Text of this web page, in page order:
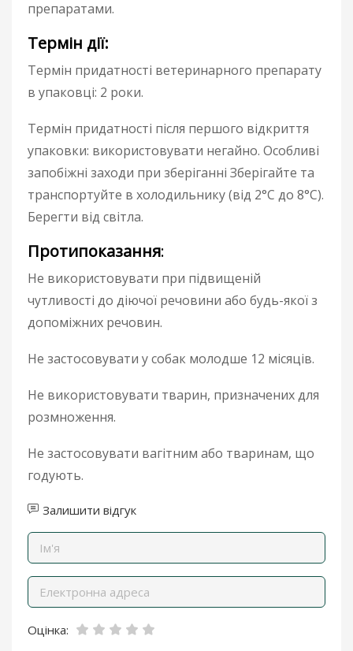
препаратами.
Термін дії:
Термін придатності ветеринарного препарату
в упаковці: 2 роки.
Термін придатності після першого відкриття
упаковки: використовувати негайно. Особливі
запобіжні заходи при зберіганні Зберігайте та
транспортуйте в холодильнику (від 2°C до 8°C).
Берегти від світла.
Протипоказання:
Не використовувати при підвищеній
чутливості до діючої речовини або будь-якої з
допоміжних речовин.
Не застосовувати у собак молодше 12 місяців.
Не використовувати тварин, призначених для
розмноження.
Не застосовувати вагітним або тваринам, що
годують.
Залишити відгук
Оцінка: